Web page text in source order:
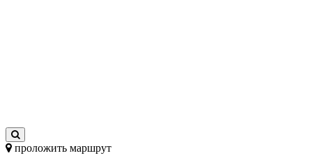
проложить маршрут